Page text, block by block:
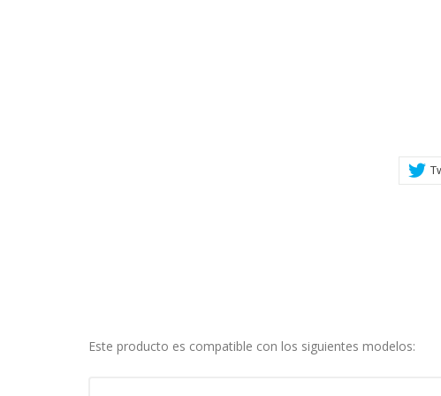
Este producto es compatible con los siguientes modelos:
Estas cookies nos permiten contar
ayudan a saber qué páginas son las